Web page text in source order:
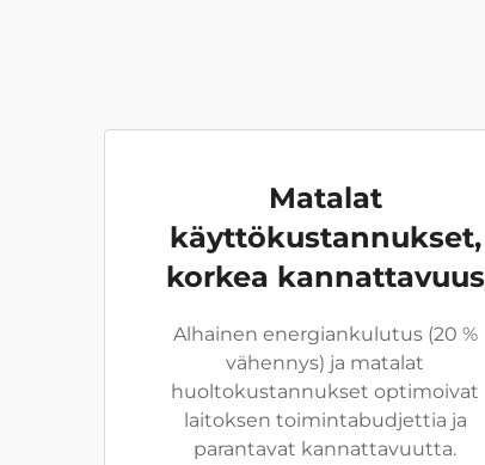
Matalat
käyttökustannukset,
korkea kannattavuus
Alhainen energiankulutus (20 %
vähennys) ja matalat
huoltokustannukset optimoivat
laitoksen toimintabudjettia ja
parantavat kannattavuutta.